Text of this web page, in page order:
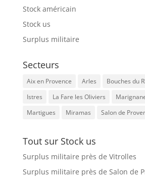
Stock américain
Stock us
Surplus militaire
Secteurs
Aix en Provence Arles Bouches du
Istres
La Fare les Oliviers
Martigues
Miramas Salon de
Tout sur Stock us
Surplus militaire près de Vitrolles
Surplus militaire près de Salon de